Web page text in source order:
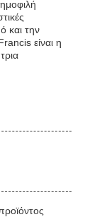
και την
είναι η